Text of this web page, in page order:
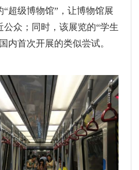
超级博物馆”，让博物馆展
公众；同时，该展览的“学生
内首次开展的类似尝试。